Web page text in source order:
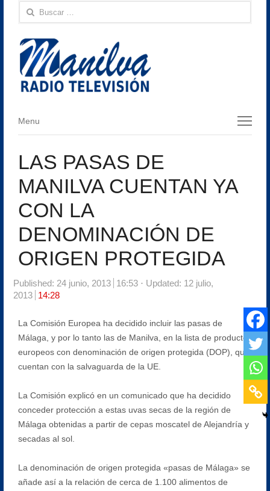
Buscar:
Menu
Menu
LAS PASAS DE
MANILVA CUENTAN YA
CON LA
DENOMINACIÓN DE
ORIGEN PROTEGIDA
Published: 24 junio, 2013 16:53
Updated: 12 julio,
2013
14:28
La Comisión Europea ha decidido incluir las pasas de
Málaga, y por lo tanto las de Manilva, en la lista de productos
europeos con denominación de origen protegida (DOP), que
cuentan con la salvaguarda de la UE.
La Comisión explicó en un comunicado que ha decidido
conceder protección a estas uvas secas de la región de
Málaga obtenidas a partir de cepas moscatel de Alejandría y
secadas al sol.
La denominación de origen protegida «pasas de Málaga» se
añade así a la relación de cerca de 1.100 alimentos de